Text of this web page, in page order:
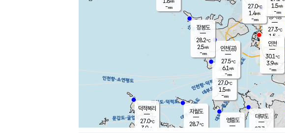
무의도
27.0℃
1.5m/s
-mm
영흥도
-mm
자월도
28.7℃
장봉도
28.2℃
2.5m/s
-mm
대부도
27.7
경서동
27.3℃
1.5 m/s
-mm
27.0℃
1.4m/s
-mm
1.5m/s
-mm
덕적북리
27.0℃
3.0m/s
인천(공)
27.5℃
6.1 m/s
-mm
인천
30.1℃
3.9m/s
-mm